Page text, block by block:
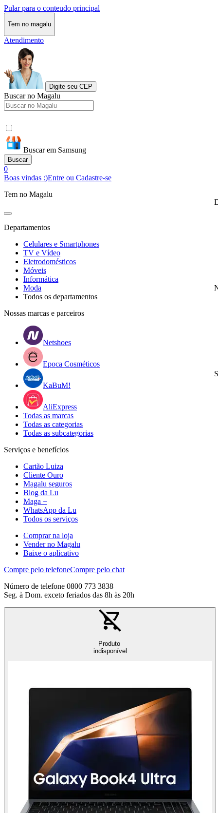
Pular para o conteudo principal
Tem no magalu
Atendimento
Digite seu CEP
Buscar no Magalu
Buscar em Samsung
Buscar
0
Boas vindas :)Entre ou Cadastre-se
Tem no Magalu
Departamentos
Celulares e Smartphones
TV e Vídeo
Eletrodomésticos
Móveis
Informática
Moda
Todos os departamentos
Nossas marcas e parceiros
Netshoes
Epoca Cosméticos
KaBuM!
AliExpress
Todas as marcas
Todas as categorias
Todas as subcategorias
Serviços e benefícios
Cartão Luiza
Cliente Ouro
Magalu seguros
Blog da Lu
Maga +
WhatsApp da Lu
Todos os serviços
Comprar na loja
Vender no Magalu
Baixe o aplicativo
Compre pelo telefoneCompre pelo chat
Número de telefone 0800 773 3838
Seg. à Dom. exceto feriados das 8h às 20h
Produto
indisponível